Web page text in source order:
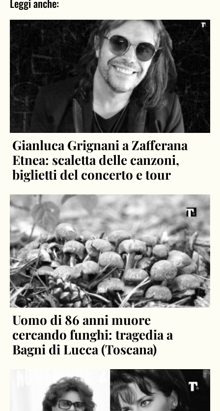
Leggi anche:
Gianluca Grignani a Zafferana
Etnea: scaletta delle canzoni,
biglietti del concerto e tour
Uomo di 86 anni muore
cercando funghi: tragedia a
Bagni di Lucca (Toscana)